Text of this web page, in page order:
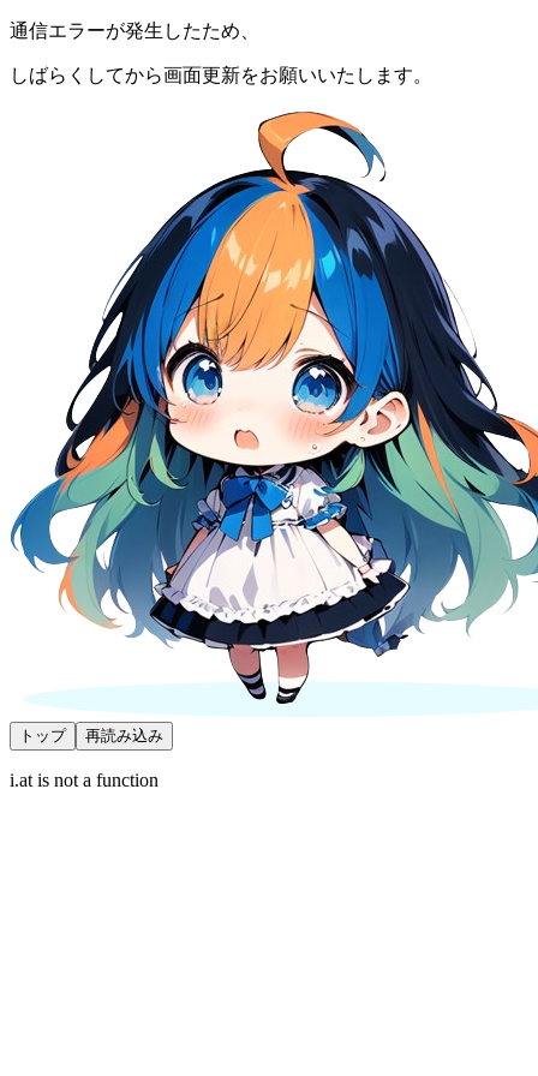
通信エラーが発生したため、
しばらくしてから画面更新をお願いいたします。
トップ 再読み込み
i.at is not a function